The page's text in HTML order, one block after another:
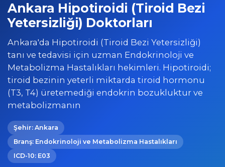
Ankara Hipotiroidi (Tiroid Bezi
Yetersizliği) Doktorları
Ankara'da Hipotiroidi (Tiroid Bezi Yetersizliği)
tanı ve tedavisi için uzman Endokrinoloji ve
Metabolizma Hastalıkları hekimleri. Hipotiroidi;
tiroid bezinin yeterli miktarda tiroid hormonu
(T3, T4) üretemediği endokrin bozukluktur ve
metabolizmanın
Şehir: Ankara
Branş: Endokrinoloji ve Metabolizma Hastalıkları
ICD-10: E03